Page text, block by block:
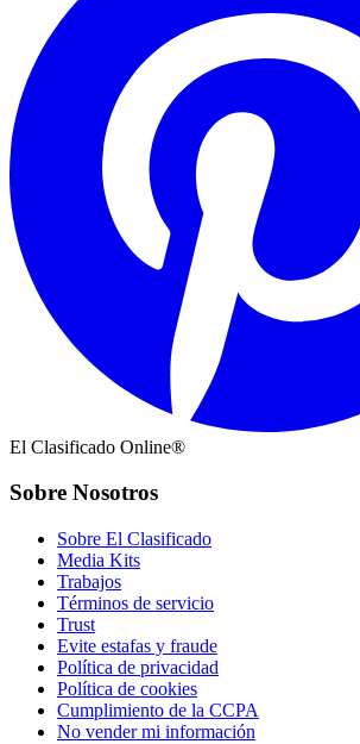
El Clasificado Online®
Sobre Nosotros
Sobre El Clasificado
Media Kits
Trabajos
Términos de servicio
Trust
Evite estafas y fraude
Política de privacidad
Política de cookies
Cumplimiento de la CCPA
No vender mi información